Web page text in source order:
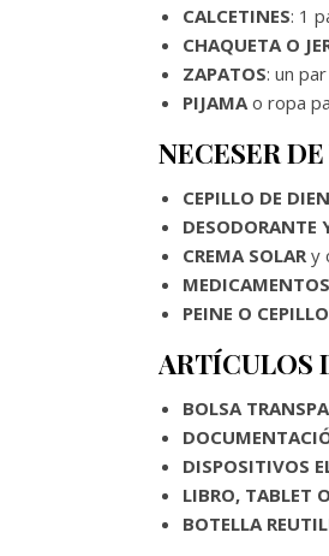
CALCETINES: 1
CHAQUETA O
ZAPATOS: un
PIJAMAo ropa
NECESER
CEPILLO DE
DESODORANTE
CREMA SOLARy
PEINE O CEPILLO
ARTÍCULOS
BOLSA
DISPOSITIVOS
LIBRO, TABLET
BOTELLA